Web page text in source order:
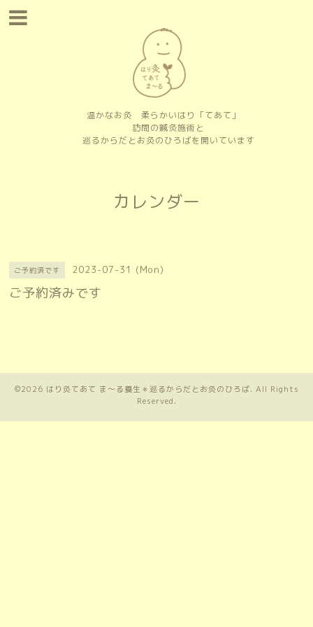
温かなお灸 柔らかいはり「てあて」
訪問の鍼灸施術と
巡るからだとお灸のひろばを開いています
カレンダー
ご予約済です 2023-07-31 (Mon)
ご予約済みです
©2026 はり灸てあて ま〜る養生＊巡るからだとお灸のひろば. All Rights
Reserved.